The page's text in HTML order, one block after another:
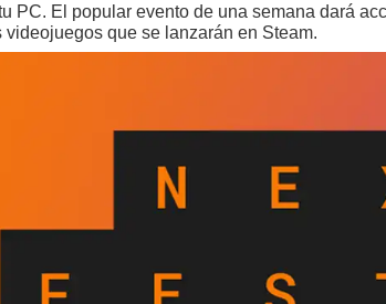
PC. El popular evento de una semana dará
videojuegos que se lanzarán en Steam.